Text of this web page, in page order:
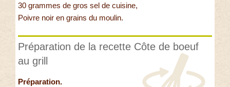
30 grammes de gros sel de cuisine,
Poivre noir en grains du moulin.
Préparation de la recette Côte de boeuf
au grill
Préparation.